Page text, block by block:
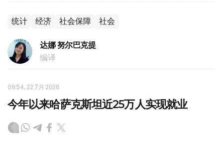
统计 经济 社会保障 社会
达娜 努尔巴克提
编译
09:54, 22 7月 2026
今年以来哈萨克斯坦近25万人实现就业